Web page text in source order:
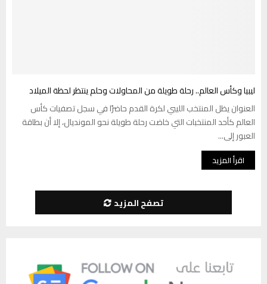
ليبيا وكأس العالم.. رحلة طويلة من المحاولات وحلم ينتظر لحظة الميلاد
العنوان يظل المنتخب الليبي لكرة القدم حاضرًا في سجل تصفيات كأس
العالم كأحد المنتخبات التي خاضت رحلة طويلة نحو المونديال، إلا أن بطاقة
العبور إلى...
اقرأ المزيد
تصفح المزيد